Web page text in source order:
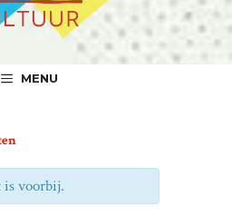
MENU
is voorbij.